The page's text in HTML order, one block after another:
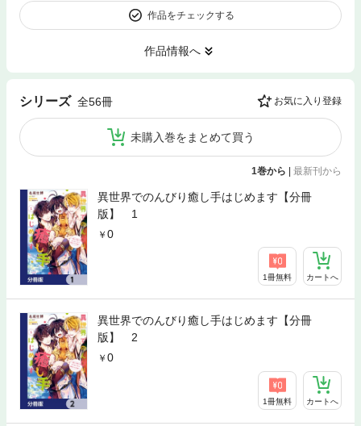
作品をチェックする
作品情報へ
シリーズ 全56冊 お気に入り登録
未購入巻をまとめて買う
1巻から | 最新刊から
異世界でのんびり癒し手はじめます【分冊
版】 1
0
1冊無料 カートへ
異世界でのんびり癒し手はじめます【分冊
版】 2
0
1冊無料 カートへ